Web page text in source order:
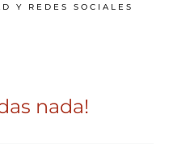
Y REDES SOCIALES
nada!